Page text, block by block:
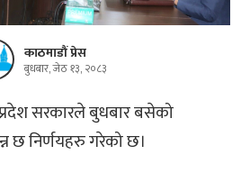
काठमाडौं प्रेस
बुधबार, जेठ १३, २०८३
सरकारले बुधबार बसेको
छ निर्णयहरु गरेको छ।